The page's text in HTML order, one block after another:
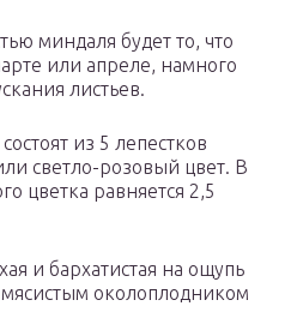
миндаля будет то, что
или апреле, намного
листьев.
из 5 лепестков
светло-розовый цвет. В
цветка равняется 2,5
и бархатистая на ощупь
околоплодником